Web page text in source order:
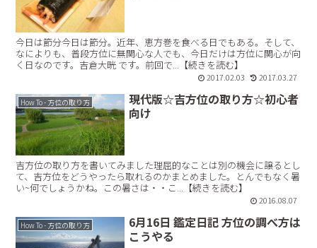
今日は節分今日は節分。近年、恵方巻を食べる日でもある。そして、
なによりも、普段方位に無関心な人でも、今日だけは方位に関心が向
く日なのです。吉倉大晄 です。前回で...【続きを読む】
2017.02.03 2017.03.27
How To - 方位の取り方
現代版☆吉方位の取り方☆初心者
向け
吉方位の取り方を書いてみました理屈的なことは別の機会に譲るとし
て、吉方位をどうやったら取れるのかまとめました。とんでもなく暑
い~何でしょうかね。この暑さは・・こ...【続きを読む】
2016.08.07
How To - 方位の取り方
6月16日 鑑定日記 方位の調べ方は
こうやる